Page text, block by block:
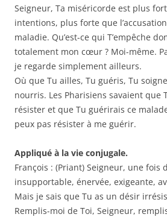
Seigneur, Ta miséricorde est plus
intentions, plus forte que
maladie. Qu’est-ce qui T’empêche
totalement mon cœur ? Moi-même.
je regarde simplement ailleurs.
Où que Tu ailles, Tu guéris, Tu
nourris. Les Pharisiens savaient que
résister et que Tu guérirais ce
peux pas résister à me guérir.
Appliqué à la vie conjugale.
François : (Priant) Seigneur, une fois
insupportable, énervée, exigeante,
Mais je sais que Tu as un désir
Remplis-moi de Toi, Seigneur,